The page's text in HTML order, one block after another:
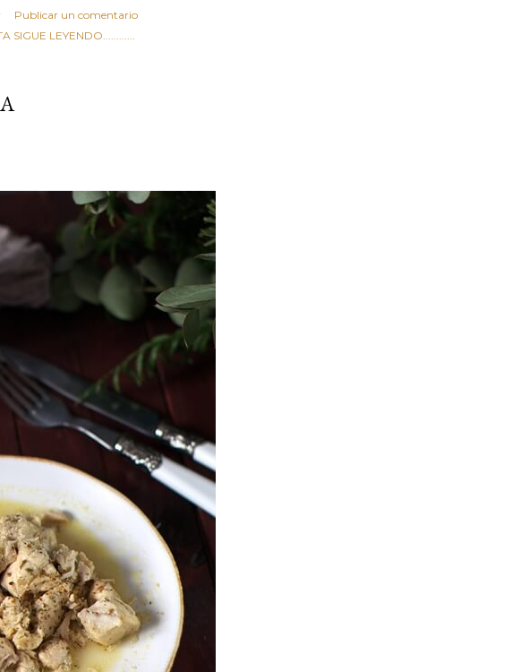
crujientes al horno van a cambiar por
y copiosos de invierno. Con esta receta
Es el sustituto perfecto a los frutos se...
Publicar un comentario
SIGUE LEYENDO............